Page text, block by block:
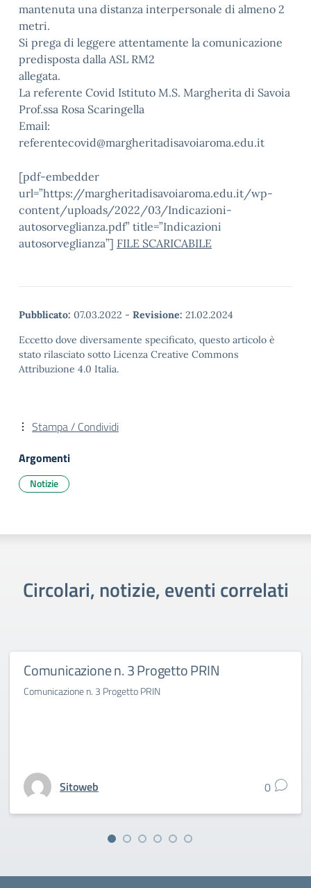
mantenuta una distanza interpersonale di almeno 2
metri.
Si prega di leggere attentamente la comunicazione
predisposta dalla ASL RM2
allegata.
La referente Covid Istituto M.S. Margherita di Savoia
Prof.ssa Rosa Scaringella
Email:
referentecovid@margheritadisavoiaroma.edu.it
[pdf-embedder
url=”https://margheritadisavoiaroma.edu.it/wp-
content/uploads/2022/03/Indicazioni-
autosorveglianza.pdf” title=”Indicazioni
autosorveglianza”] FILE SCARICABILE
Pubblicato: 07.03.2022 - Revisione: 21.02.2024
Eccetto dove diversamente specificato, questo articolo è
stato rilasciato sotto Licenza Creative Commons
Attribuzione 4.0 Italia.
Stampa / Condividi
Argomenti
Notizie
Circolari, notizie, eventi correlati
Comunicazione n. 3 Progetto PRIN
Comunicazione n. 3 Progetto PRIN
Sitoweb 0